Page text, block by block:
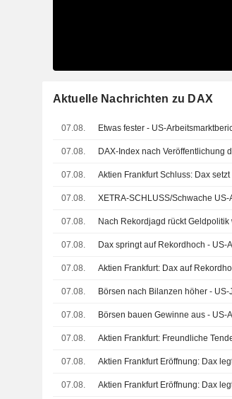
Aktuelle Nachrichten zu DAX
07.08. Etwas fester - US-
07.08. DAX-Index nach Veröffentlichung
07.08. Aktien Frankfurt Schluss: Dax
07.08. XETRA-SCHLUSS/Schwache
07.08. Nach Rekordjagd rückt
07.08. Dax springt auf Rekordhoch -
07.08. Aktien Frankfurt: Dax auf
07.08. Börsen nach Bilanzen höher -
07.08. Börsen bauen Gewinne aus - US-
07.08. Aktien Frankfurt: Freundliche
07.08. Aktien Frankfurt Eröffnung: Dax
07.08. Aktien Frankfurt Eröffnung: Dax